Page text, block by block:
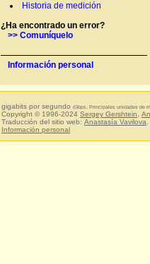
Historia de medición
¿Ha encontrado un error?
>> Comuníquelo
Información personal
gigabits por segundo (Gbps, Principales unidades de
Copyright © 1996-2024 Sergey Gershtein
Traducción del sitio web: Anastasía Vavilova
Información personal